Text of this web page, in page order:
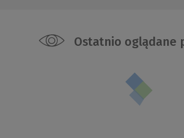
Ostatnio oglądane